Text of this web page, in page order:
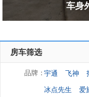
车身
房车筛选
品牌：宇通 飞神
冰点先生
爱